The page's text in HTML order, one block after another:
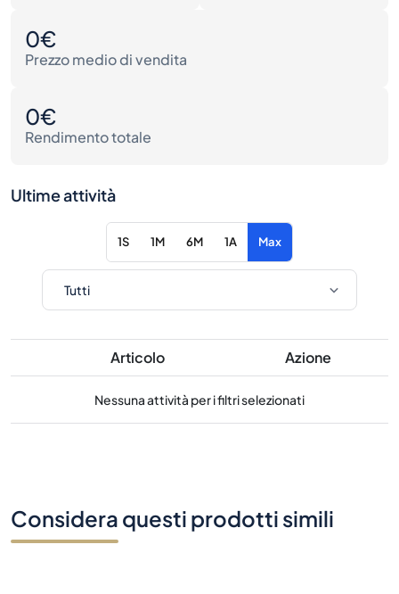
0€
Prezzo medio di vendita
0€
Rendimento totale
Ultime attività
1S 1M 6M 1A Max
Articolo Azione
Nessuna attività per i filtri selezionati
Considera questi prodotti simili